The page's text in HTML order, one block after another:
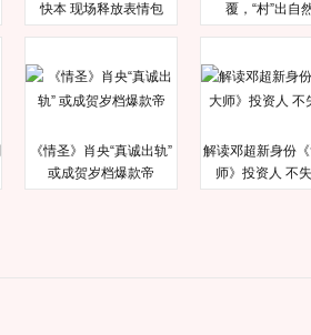
快本 现场释放表情包
覆，“村”出自
《情圣》肖央“真诚出轨”
或成贺岁档爆款帝
解读邓超新身份
师》投资人 不